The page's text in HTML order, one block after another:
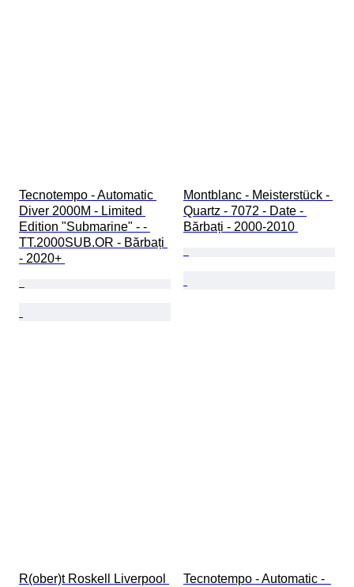
Tecnotempo - Automatic
Diver 2000M - Limited
Edition "Submarine" - -
TT.2000SUB.OR - Bărbați
- 2020+
Montblanc - Meisterstück -
Quartz - 7072 - Date -
Bărbați - 2000-2010
R(ober)t Roskell Liverpool
Tecnotempo - Automatic -